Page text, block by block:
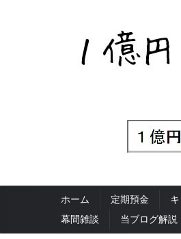
ホーム 定期預金
幕間雑談
当ブログ解説